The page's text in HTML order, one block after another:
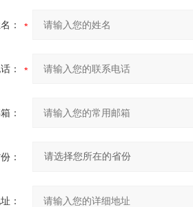
：
：
：
：
：